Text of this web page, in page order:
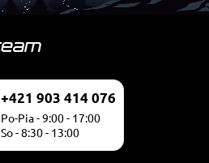
+421 903 414 076
Po-Pia - 9:00 - 17:00
So - 8:30 - 13:00